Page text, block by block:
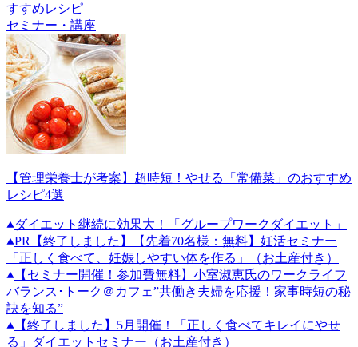
すすめレシピ
セミナー・講座
【管理栄養士が考案】超時短！やせる「常備菜」のおすすめ
レシピ4選
ダイエット継続に効果大！「グループワークダイエット」
PR
【終了しました】【先着70名様：無料】妊活セミナー
「正しく食べて、妊娠しやすい体を作る」（お土産付き）
【セミナー開催！参加費無料】小室淑恵氏のワークライフ
バランス･トーク＠カフェ”共働き夫婦を応援！家事時短の秘
訣を知る”
【終了しました】5月開催！「正しく食べてキレイにやせ
る」ダイエットセミナー（お土産付き）